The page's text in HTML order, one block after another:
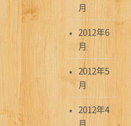
月
2012年6
月
2012年5
月
2012年4
月